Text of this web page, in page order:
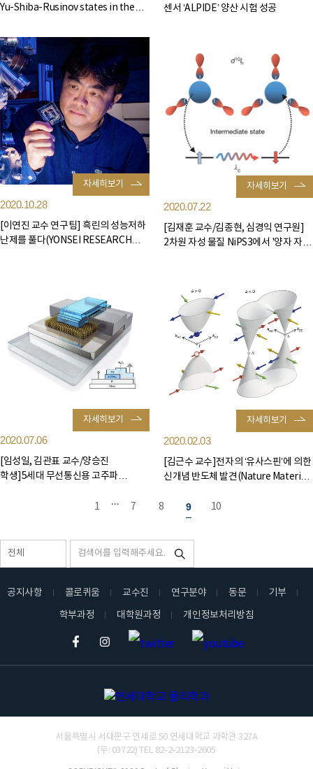
Yu-Shiba-Rusinov states in the
F...
센서 ‘ALPIDE’ 양산 시험 성공
자세히보기
2020.10.28
[이연진 교수 연구팀] 흑린의 성능저하
난제를 풀다(YONSEI RESEARCH
자세히보기
2020.07.22
[김재훈 교수/김종현, 심경익 연구원]
2차원 자성 물질 NiPS3에서 '양자 자성
자세히보기
2020.07.06
[임성일, 김관표 교수/양승진
학생]5세대 무선통신용 고주파
자세히보기
2020.02.03
[김근수 교수]전자의 ‘유사스핀’에 의한
신개념 반도체 발견(Nature Materials
1
... 7 8 9 10
공지사항 콜로퀴움 교수진 연구분야 동문
기부
학부과정
대학원과정 개인정보처리방침
서울특별시 서대문구 연세로 50 연세대학교 과학관 327A
(우: 03722) TEL 82-2-2123-2605